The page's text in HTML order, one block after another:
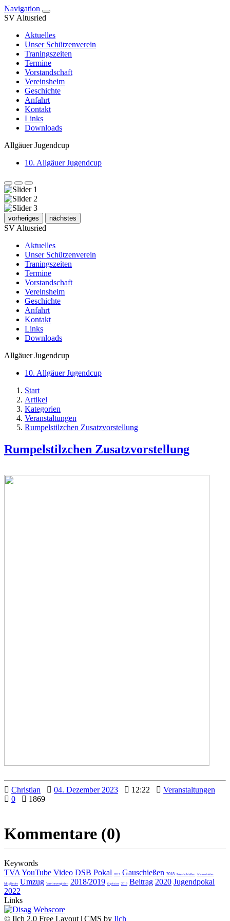
Navigation
SV Altusried
Aktuelles
Unser Schützenverein
Traningszeiten
Termine
Vorstandschaft
Vereinsheim
Geschichte
Anfahrt
Kontakt
Links
Downloads
Allgäuer Jugendcup
10. Allgäuer Jugendcup
vorheriges nächstes
SV Altusried
Aktuelles
Unser Schützenverein
Traningszeiten
Termine
Vorstandschaft
Vereinsheim
Geschichte
Anfahrt
Kontakt
Links
Downloads
Allgäuer Jugendcup
10. Allgäuer Jugendcup
Start
Artikel
Kategorien
Veranstaltungen
Rumpelstilzchen Zusatzvorstellung
Rumpelstilzchen Zusatzvorstellung
Christian 04. Dezember 2023 12:22
Veranstaltungen
0
1869
Kommentare (0)
Keywords
TVA YouTube Video DSB Pokal 2017 Gauschießen 2018 Pokalschießen Winterschießen
Mitglieder Umzug Vereinevergleich 2018/2019 Ergebnisse 2019 Beitrag 2020 Jugendpokal
2022
Links
© Ilch 2.0 Free Layout | CMS by Ilch